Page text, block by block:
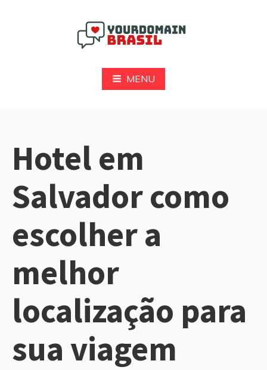
Yourdomain Brasil
MENU
Hotel em
Salvador como
escolher a
melhor
localização para
sua viagem